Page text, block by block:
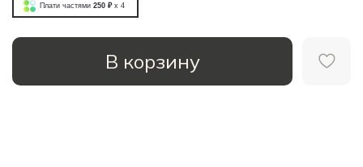
Плати частями 250 ₽ x 4
В корзину